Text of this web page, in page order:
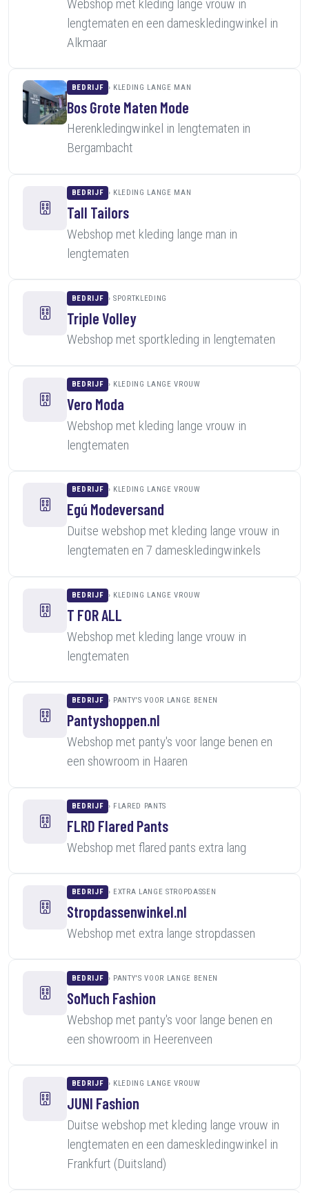
Webshop met kleding lange vrouw in
lengtematen en een dameskledingwinkel in
Alkmaar
BEDRIJF KLEDING LANGE MAN
Bos Grote Maten Mode
Herenkledingwinkel in lengtematen in
Bergambacht
BEDRIJF KLEDING LANGE MAN
Tall Tailors
Webshop met kleding lange man in
lengtematen
BEDRIJF SPORTKLEDING
Triple Volley
Webshop met sportkleding in lengtematen
BEDRIJF KLEDING LANGE VROUW
Vero Moda
Webshop met kleding lange vrouw in
lengtematen
BEDRIJF KLEDING LANGE VROUW
Egú Modeversand
Duitse webshop met kleding lange vrouw in
lengtematen en 7 dameskledingwinkels
BEDRIJF KLEDING LANGE VROUW
T FOR ALL
Webshop met kleding lange vrouw in
lengtematen
BEDRIJF PANTY'S VOOR LANGE BENEN
Pantyshoppen.nl
Webshop met panty's voor lange benen en
een showroom in Haaren
BEDRIJF FLARED PANTS
FLRD Flared Pants
Webshop met flared pants extra lang
BEDRIJF EXTRA LANGE STROPDASSEN
Stropdassenwinkel.nl
Webshop met extra lange stropdassen
BEDRIJF PANTY'S VOOR LANGE BENEN
SoMuch Fashion
Webshop met panty's voor lange benen en
een showroom in Heerenveen
BEDRIJF KLEDING LANGE VROUW
JUNI Fashion
Duitse webshop met kleding lange vrouw in
lengtematen en een dameskledingwinkel in
Frankfurt (Duitsland)